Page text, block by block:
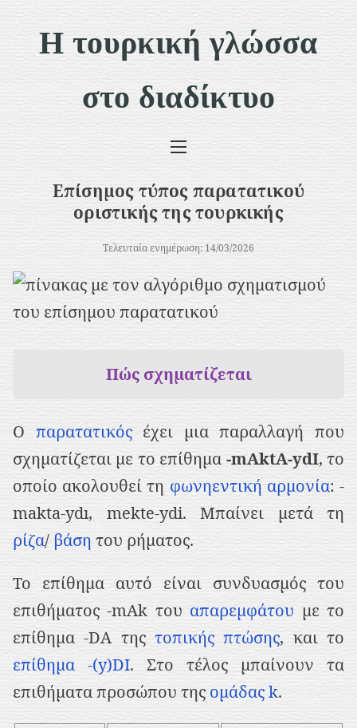
Μ
Η τουρκική γλώσσα
στο διαδίκτυο
Επίσημος τύπος παρατατικού
οριστικής της τουρκικής
Τελευταία ενημέρωση: 14/03/2026
Πώς σχηματίζεται
Ο παρατατικόςέχει μια παραλλαγή που
σχηματίζεται με το επίθημα -mAktA-ydI, το
οποίο ακολουθεί τη φωνηεντική αρμονία: -
makta-ydı, mekte-ydi. Μπαίνει μετά τη
ρίζα/ βάση του ρήματος.
Το επίθημα αυτό είναι συνδυασμός του
επιθήματος -mAk τουαπαρεμφάτου με το
επίθημα -DA τηςτοπικής πτώσης, και το
επίθημα -(y)DI. Στο τέλος μπαίνουν τα
επιθήματα προσώπου της ομάδας k.